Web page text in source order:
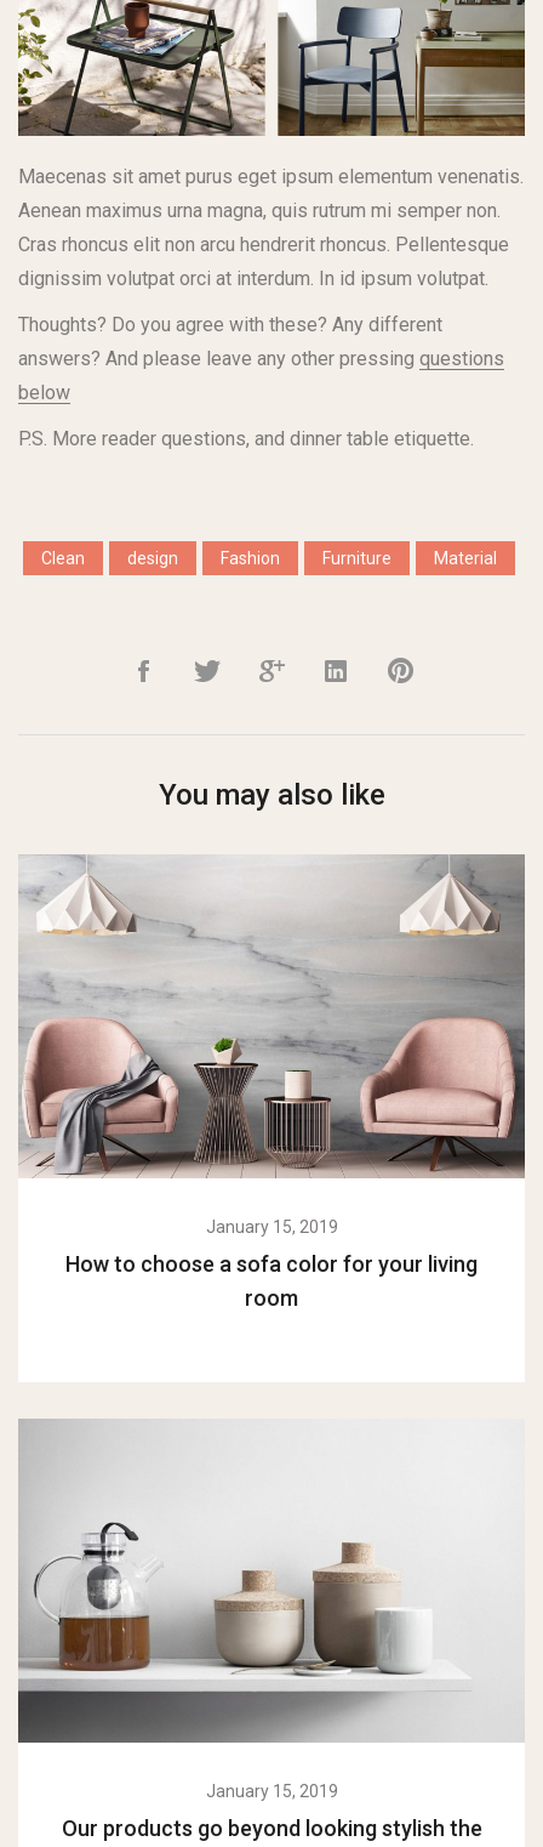
Maecenas sit amet purus eget ipsum elementum venenatis.
Aenean maximus urna magna, quis rutrum mi semper non.
Cras rhoncus elit non arcu hendrerit rhoncus. Pellentesque
dignissim volutpat orci at interdum. In id ipsum volutpat.
Thoughts? Do you agree with these? Any different
answers? And please leave any other pressing questions
below
P.S. More reader questions, and dinner table etiquette.
Clean design Fashion Furniture Material
You may also like
January 15, 2019
How to choose a sofa color for your living
room
January 15, 2019
Our products go beyond looking stylish the